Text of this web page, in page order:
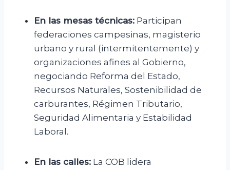
En las mesas técnicas: Participan
federaciones campesinas, magisterio
urbano y rural (intermitentemente) y
organizaciones afines al Gobierno,
negociando Reforma del Estado,
Recursos Naturales, Sostenibilidad de
carburantes, Régimen Tributario,
Seguridad Alimentaria y Estabilidad
Laboral.
En las calles: La COB lidera